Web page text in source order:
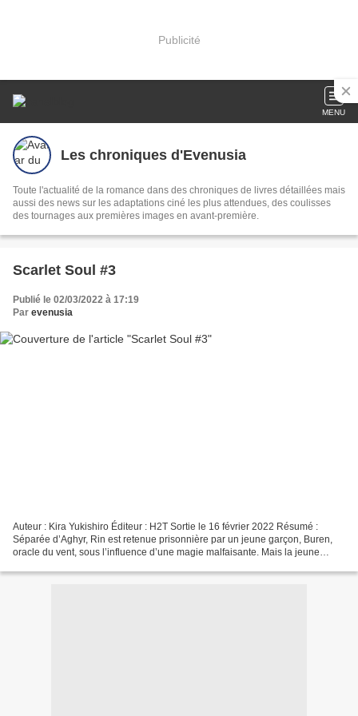
Publicité
MENU
Les chroniques d'Evenusia
Toute l'actualité de la romance dans des chroniques de livres détaillées mais
aussi des news sur les adaptations ciné les plus attendues, des coulisses
des tournages aux premières images en avant-première.
Scarlet Soul #3
Publié le 02/03/2022 à 17:19
Par evenusia
Auteur : Kira Yukishiro Éditeur : H2T Sortie le 16 février 2022 Résumé :
Séparée d’Aghyr, Rin est retenue prisonnière par un jeune garçon, Buren,
oracle du vent, sous l’influence d’une magie malfaisante. Mais la jeune